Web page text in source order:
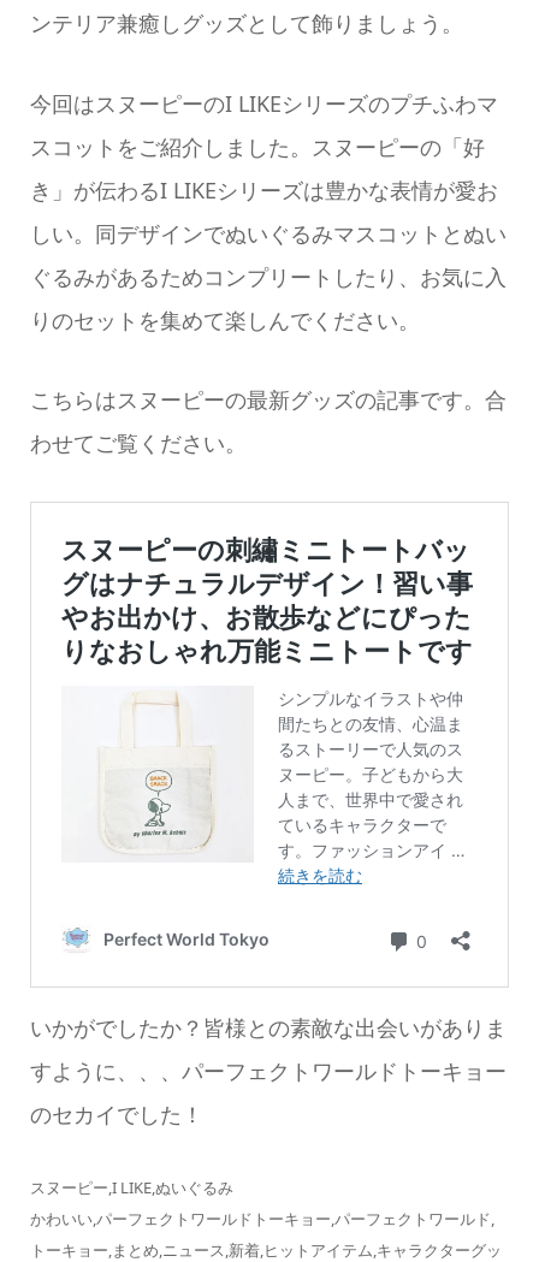
ンテリア兼癒しグッズとして飾りましょう。
今回はスヌーピーのI LIKEシリーズのプチふわマ
スコットをご紹介しました。スヌーピーの「好
き」が伝わるI LIKEシリーズは豊かな表情が愛お
しい。同デザインでぬいぐるみマスコットとぬい
ぐるみがあるためコンプリートしたり、お気に入
りのセットを集めて楽しんでください。
こちらはスヌーピーの最新グッズの記事です。合
わせてご覧ください。
いかがでしたか？皆様との素敵な出会いがありま
すように、、、パーフェクトワールドトーキョー
のセカイでした！
スヌーピー,I LIKE,ぬいぐるみ
かわいい,パーフェクトワールドトーキョー,パーフェクトワールド,
トーキョー,まとめ,ニュース,新着,ヒットアイテム,キャラクターグッ